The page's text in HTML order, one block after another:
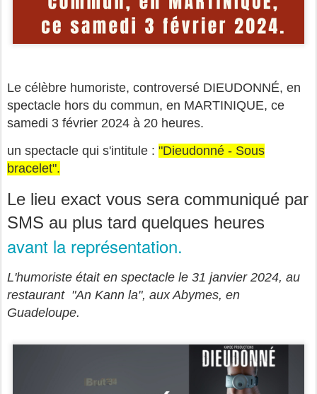
Le célèbre humoriste, controversé DIEUDONNÉ, en
spectacle hors du commun, en MARTINIQUE, ce
samedi 3 février 2024 à 20 heures.
un spectacle qui s'intitule : "Dieudonné - Sous
bracelet".
Le lieu exact vous sera communiqué par
SMS au plus tard quelques heures
avant la représentation.
L'humoriste était en spectacle le 31 janvier 2024, au
restaurant "An Kann la", aux Abymes, en
Guadeloupe.